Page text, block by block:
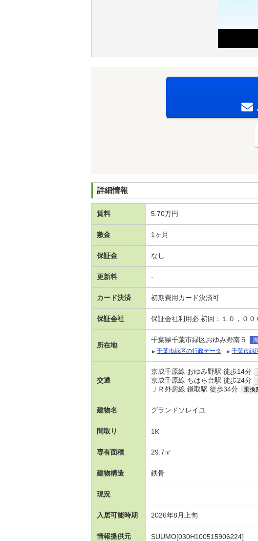
詳細情報
賃料 5.70万円
敷金 1ヶ月
保証金 なし
更新料 -
カード決済 初期費用カード決済可
保証会社 保証会社利用必 初回：１０，０
所在地
千葉県千葉市緑区おゆみ野南５
千葉市緑区の行政データ
千葉市緑
交通
京成千原線 おゆみ野駅 徒歩14分
京成千原線 ちはら台駅 徒歩24分
ＪＲ外房線 鎌取駅 徒歩34分 乗換
建物名 グランドソレイユ
間取り 1K
専有面積 29.7㎡
建物構造 鉄骨
現況
入居可能時期 2026年8月上旬
情報提供元 SUUMO[030H100515906224]